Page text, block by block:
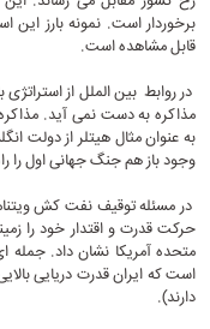
برخوردار است. نمونه بارز این
قابل مشاهده است.
در روابط بین الملل از
مذاکره به دست نمی آید.
به عنوان مثال هیتلر از دولت
وجود باز هم جنگ جهانی اول را
در مسئله توقیف نفت کش
حرکت قدرت و اقتدار خود را
متحده آمریکا نشان داد.
است که ایران قدرت دریایی بالایی
دارند).